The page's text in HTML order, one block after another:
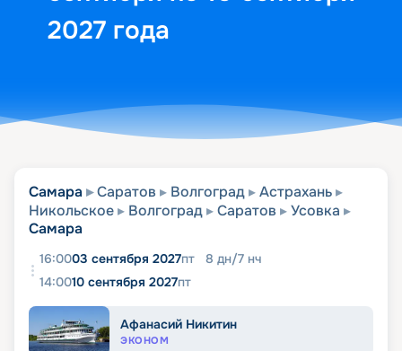
2027 года
Самара Саратов Волгоград
Астрахань
Никольское
Волгоград Саратов
Усовка
Самара
16:0003 сентября 2027пт 8 дн/7 нч
14:0010 сентября 2027пт
Афанасий Никитин
ЭКОНОМ